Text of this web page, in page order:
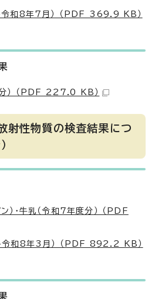
令和8年7月） （PDF 369.9 KB）
） （PDF 227.0 KB）
射性物質の検査結果につ
）・牛乳（令和7年度分） （PDF
令和8年3月） （PDF 892.2 KB）